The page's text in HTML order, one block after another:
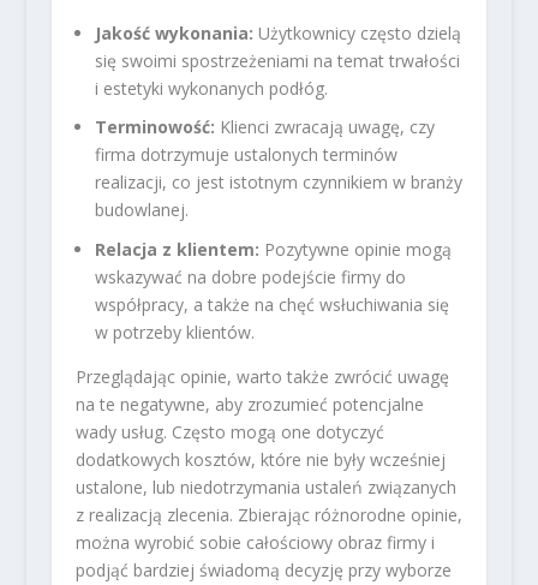
Jakość wykonania: Użytkownicy często dzielą
się swoimi spostrzeżeniami na temat trwałości
i estetyki wykonanych podłóg.
Terminowość: Klienci zwracają uwagę, czy
firma dotrzymuje ustalonych terminów
realizacji, co jest istotnym czynnikiem w branży
budowlanej.
Relacja z klientem: Pozytywne opinie mogą
wskazywać na dobre podejście firmy do
współpracy, a także na chęć wsłuchiwania się
w potrzeby klientów.
Przeglądając opinie, warto także zwrócić uwagę
na te negatywne, aby zrozumieć potencjalne
wady usług. Często mogą one dotyczyć
dodatkowych kosztów, które nie były wcześniej
ustalone, lub niedotrzymania ustaleń związanych
z realizacją zlecenia. Zbierając różnorodne opinie,
można wyrobić sobie całościowy obraz firmy i
podjąć bardziej świadomą decyzję przy wyborze